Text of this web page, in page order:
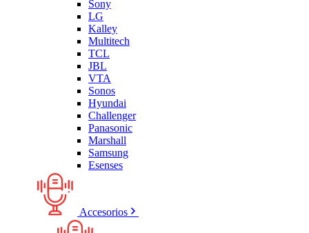
Sony
LG
Kalley
Multitech
TCL
JBL
VTA
Sonos
Hyundai
Challenger
Panasonic
Marshall
Samsung
Esenses
Accesorios